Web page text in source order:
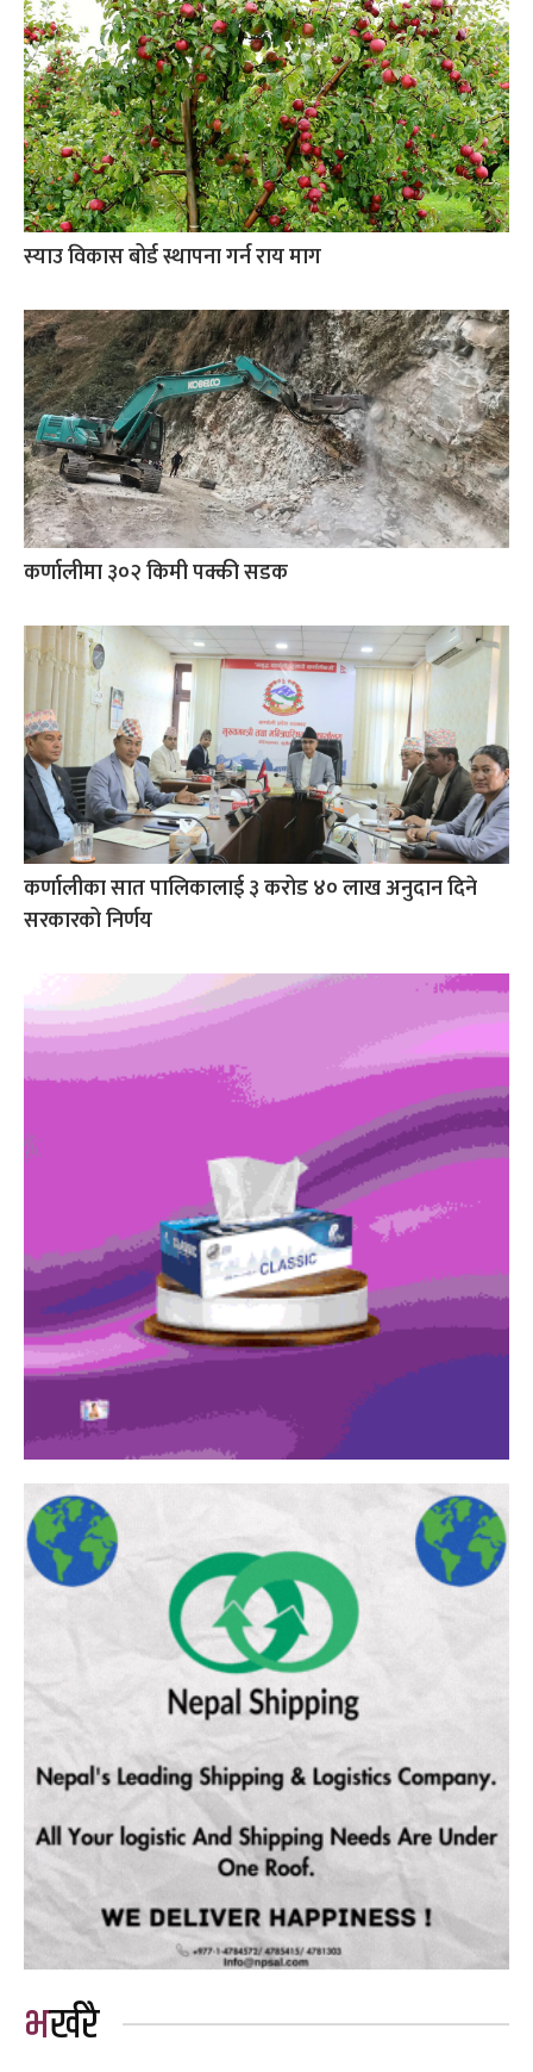
स्याउ विकास बोर्ड स्थापना गर्न राय माग
कर्णालीमा ३०२ किमी पक्की सडक
कर्णालीका सात पालिकालाई ३ करोड ४० लाख अनुदान दिने
सरकारको निर्णय
भर्खरै